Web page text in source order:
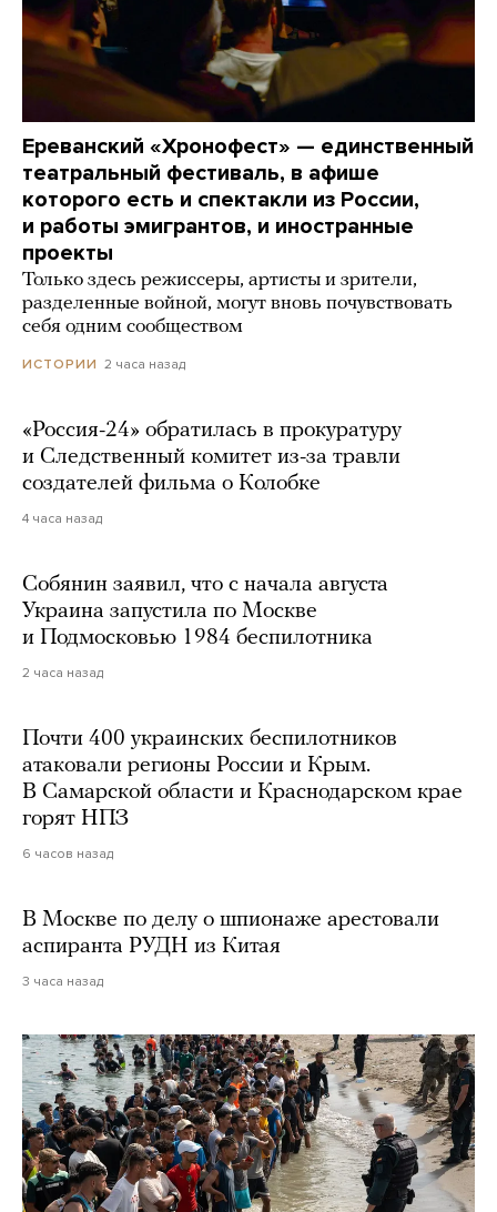
Ереванский «Хронофест» — единственный
театральный фестиваль, в афише
которого есть и спектакли из России,
и работы эмигрантов, и иностранные
проекты
Только здесь режиссеры, артисты и зрители,
разделенные войной, могут вновь почувствовать
себя одним сообществом
ИСТОРИИ 2 часа назад
«Россия-24» обратилась в прокуратуру
и Следственный комитет из-за травли
создателей фильма о Колобке
4 часа назад
Собянин заявил, что с начала августа
Украина запустила по Москве
и Подмосковью 1984 беспилотника
2 часа назад
Почти 400 украинских беспилотников
атаковали регионы России и Крым.
В Самарской области и Краснодарском крае
горят НПЗ
6 часов назад
В Москве по делу о шпионаже арестовали
аспиранта РУДН из Китая
3 часа назад